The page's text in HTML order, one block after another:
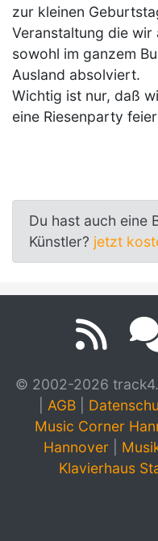
zur kleinen
Veranstaltung die
sowohl im ganzem
Ausland absolviert.
Wichtig ist nur, daß
eine Riesenparty
Du hast auch eine
Künstler? jetzt
© 2002-2026
AGB
Music Corner
Hannover
Klavierhaus